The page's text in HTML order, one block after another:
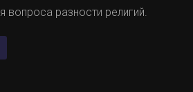
вопроса разности религий.